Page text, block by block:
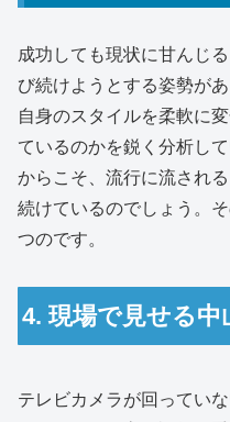
成功しても現状に甘んじ
び続けようとする姿勢が
自身のスタイルを柔軟に
ているのかを鋭く分析し
からこそ、流行に流され
続けているのでしょう。
つのです。
4. 現場で見せる中
テレビカメラが回ってい